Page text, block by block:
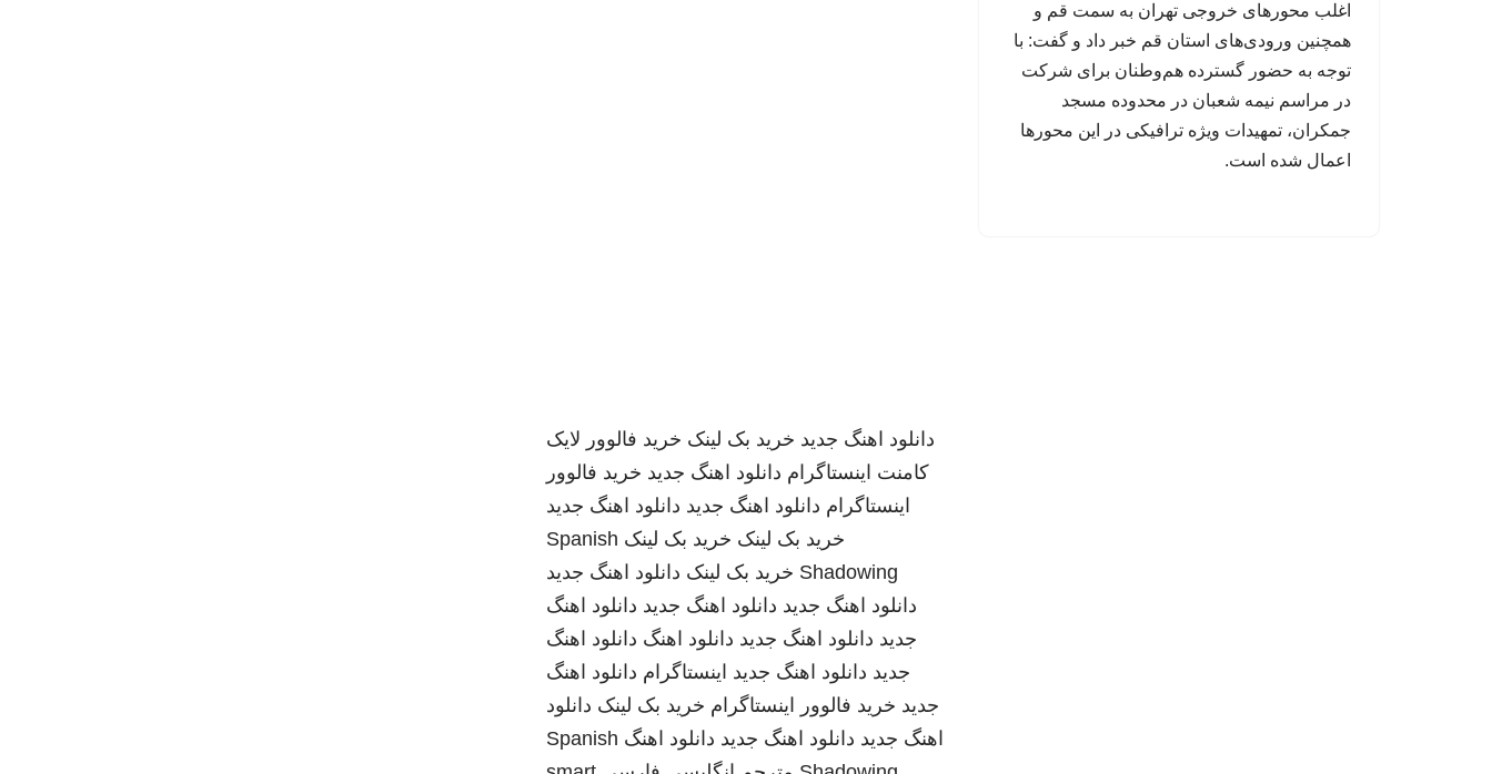
اغلب محورهای خروجی تهران به سمت قم و
همچنین ورودی‌های استان قم خبر داد و گفت: با
توجه به حضور گسترده هم‌وطنان برای شرکت
در مراسم نیمه شعبان در محدوده مسجد
جمکران، تمهیدات ویژه ترافیکی در این محورها
اعمال شده است.
دانلود اهنگ جدید خرید بک لینک خرید فالوور لایک
کامنت اینستاگرام دانلود اهنگ جدید خرید فالوور
اینستاگرام دانلود اهنگ جدید دانلود اهنگ جدید
خرید بک لینک خرید بک لینک Spanish
Shadowing خرید بک لینک دانلود اهنگ جدید
دانلود اهنگ جدید دانلود اهنگ جدید دانلود اهنگ
جدید دانلود اهنگ جدید دانلود اهنگ دانلود اهنگ
جدید دانلود اهنگ جدید اینستاگرام دانلود اهنگ
جدید خرید فالوور اینستاگرام خرید بک لینک دانلود
اهنگ جدید دانلود اهنگ جدید دانلود اهنگ Spanish